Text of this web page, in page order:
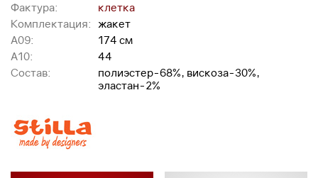
Фактура:
клетка
Комплектация:
жакет
A09:
174 см
A10:
44
Состав:
полиэстер-68%, вискоза-30%,
эластан-2%